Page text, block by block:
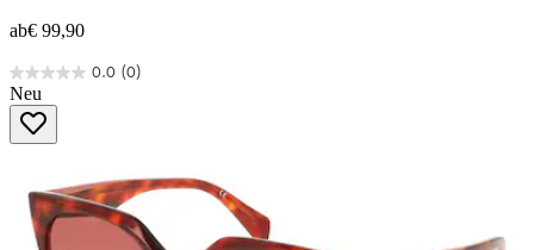
ab€ 99,90
0.0 (0)
0.0
von
Sternen.
Neu